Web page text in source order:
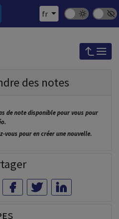
fr Mode sombre
Police
des notes
de note disponible pour vous pour
vous pour en créer une nouvelle.